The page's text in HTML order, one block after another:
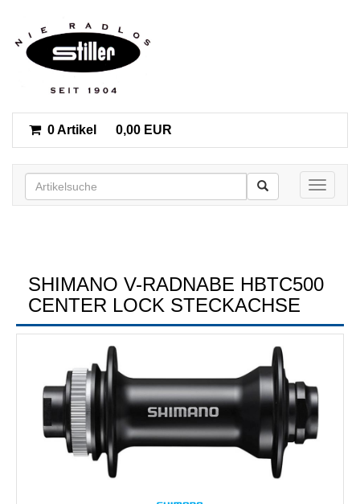
0 Artikel 0,00 EUR
Toggle
SHIMANO V-RADNABE HBTC500
CENTER LOCK STECKACHSE